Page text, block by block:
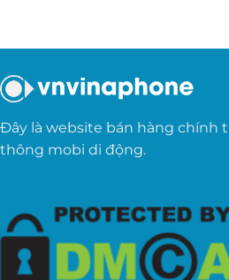
Đây là website bán hàng chính
thông mobi di động.